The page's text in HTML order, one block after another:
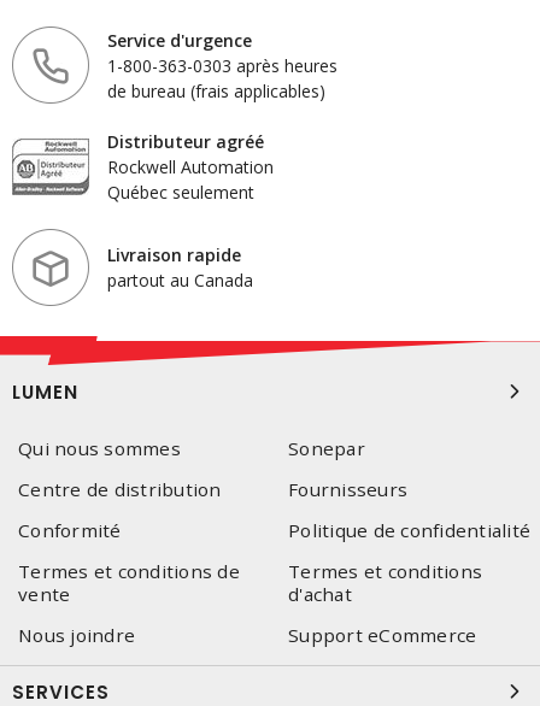
Service d'urgence
1-800-363-0303 après heures
de bureau (frais applicables)
Distributeur agréé
Rockwell Automation
Québec seulement
Livraison rapide
partout au Canada
LUMEN
Qui nous sommes
Sonepar
Centre de distribution
Fournisseurs
Conformité
Politique de confidentialité
Termes et conditions de
vente
Termes et conditions
d'achat
Nous joindre
Support eCommerce
SERVICES